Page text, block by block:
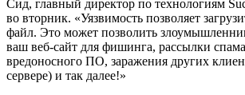
Сид, главный директор по технологиям
во вторник. «Уязвимость позволяет
файл. Это может позволить
ваш веб-сайт для фишинга, рассылки
вредоносного ПО, заражения других
сервере) и так далее!»